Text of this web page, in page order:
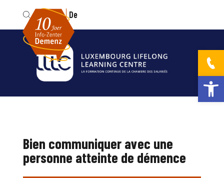
Fr De
Bien communiquer avec une
personne atteinte de démence